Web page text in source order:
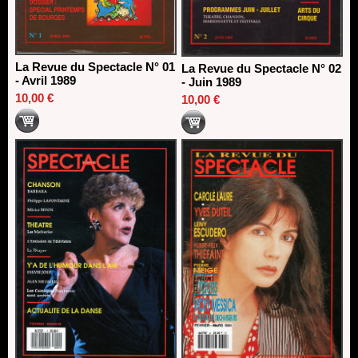
La Revue du Spectacle N° 01
- Avril 1989
10,00 €
La Revue du Spectacle N° 02
- Juin 1989
10,00 €